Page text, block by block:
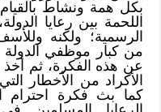
بكل همة ونشاط بالقيام
اللحمة بين رعايا
الرسمية؛ ولكنه
من كبار موظفي الدولة
عن هذه الفكرة، ثم أخذ
الأكراد من الأخطار
كما بث فكرة احترام